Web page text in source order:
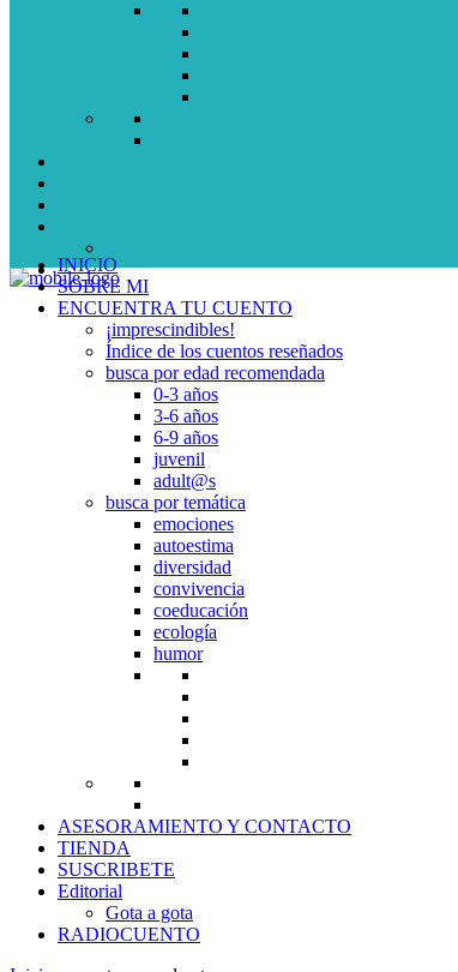
INICIO
SOBRE MI
ENCUENTRA TU CUENTO
¡imprescindibles!
Índice de los cuentos reseñados
busca por edad recomendada
0-3 años
3-6 años
6-9 años
juvenil
adult@s
busca por temática
emociones
autoestima
diversidad
convivencia
coeducación
ecología
humor
ASESORAMIENTO Y CONTACTO
TIENDA
SUSCRIBETE
Editorial
Gota a gota
RADIOCUENTO